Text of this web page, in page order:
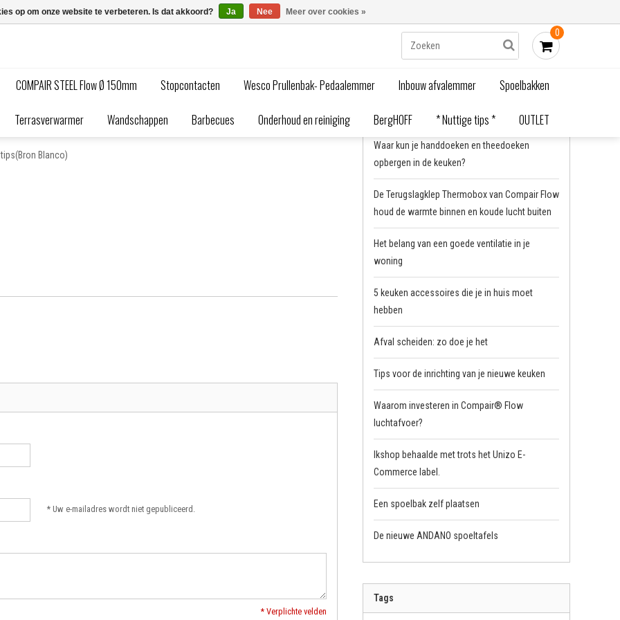
0
COMPAIR STEEL Flow Ø 150mm Stopcontacten Wesco Prullenbak- Pedaalemmer Inbouw afvalemmer Spoelbakken
Terrasverwarmer Wandschappen Barbecues Onderhoud en reiniging BergHOFF * Nuttige tips * OUTLET
Monteren van een keukenkraan / Waardevolle tips
Blanco)
* Uw e-mailadres wordt niet gepubliceerd.
* Verplichte velden
Waar kun je handdoeken en theedoeken
opbergen in de keuken?
De Terugslagklep Thermobox van Compair Flow
houd de warmte binnen en koude lucht buiten
Het belang van een goede ventilatie in je
woning
5 keuken accessoires die je in huis moet
hebben
Afval scheiden: zo doe je het
Tips voor de inrichting van je nieuwe keuken
Waarom investeren in Compair® Flow
luchtafvoer?
Ikshop behaalde met trots het Unizo E-
Commerce label.
Een spoelbak zelf plaatsen
De nieuwe ANDANO spoeltafels
Tags
op om onze website te verbeteren. Is dat akkoord? Ja Nee Meer over cookies »